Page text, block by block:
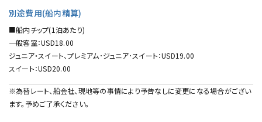
別途費用(船内精算)
■船内チップ(1泊あたり)
一般客室：USD18.00
ジュニア・スイート、プレミアム･ジュニア･スイート：USD19.00
スイート：USD20.00
※為替レート、船会社、現地等の事情により予告なしに変更になる場合がござい
ます。予めご了承ください。